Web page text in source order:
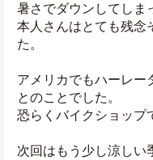
暑さでダウンしてしま
本人さんはとても残念
た。
アメリカでもハーレー
とのことでした。
恐らくバイクショップ
次回はもう少し涼しい